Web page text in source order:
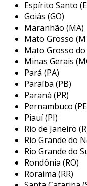
empregada em
residenciais, onde a
elétricos é
funcionamento das
principais
perfurada tipo c
a eletrocalha
diversos contextos e
de aplicações. de
residenciais, sua
organização e
entre os principais
podemos destacar:
Espírito Santo
Goiás (GO)
Maranhão (MA)
Mato Grosso
Mato Grosso do
Minas Gerais
Pará (PA)
Paraíba (PB)
Paraná (PR)
Pernambuco
Piauí (PI)
Rio de Janeiro
Rio Grande do
Rio Grande do
Rondônia (RO)
Roraima (RR)